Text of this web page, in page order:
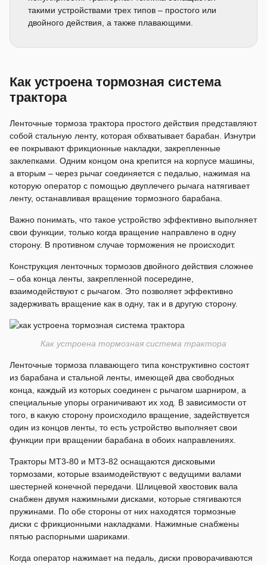
такими устройствами трех типов – простого или
двойного действия, а также плавающими.
Как устроена тормозная система
трактора
Ленточные тормоза трактора простого действия представляют
собой стальную ленту, которая обхватывает барабан. Изнутри
ее покрывают фрикционные накладки, закрепленные
заклепками. Одним концом она крепится на корпусе машины,
а вторым – через рычаг соединяется с педалью, нажимая на
которую оператор с помощью двуплечего рычага натягивает
ленту, останавливая вращение тормозного барабана.
Важно понимать, что такое устройство эффективно выполняет
свои функции, только когда вращение направлено в одну
сторону. В противном случае торможения не происходит.
Конструкция ленточных тормозов двойного действия сложнее
– оба конца ленты, закрепленной посередине,
взаимодействуют с рычагом. Это позволяет эффективно
задерживать вращение как в одну, так и в другую сторону.
Как устроена тормозная система трактора
Ленточные тормоза плавающего типа конструктивно состоят
из барабана и стальной ленты, имеющей два свободных
конца, каждый из которых соединен с рычагом шарниром, а
специальные упоры ограничивают их ход. В зависимости от
того, в какую сторону происходило вращение, задействуется
один из концов ленты, то есть устройство выполняет свои
функции при вращении барабана в обоих направлениях.
Тракторы МТ3-80 и МT3-82 оснащаются дисковыми
тормозами, которые взаимодействуют с ведущими валами
шестерней конечной передачи. Шлицевой хвостовик вала
снабжен двумя нажимными дисками, которые стягиваются
пружинами. По обе стороны от них находятся тормозные
диски с фрикционными накладками. Нажимные снабжены
пятью распорными шариками.
Когда оператор нажимает на педаль, диски проворачиваются